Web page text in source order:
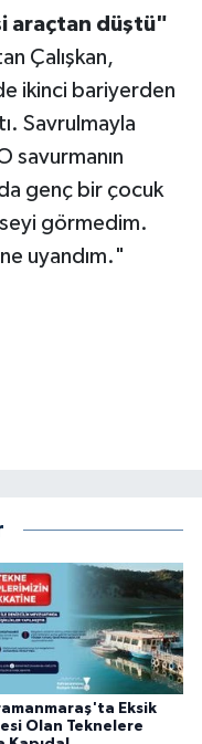
araçtan düştü"
Çalışkan,
ikinci bariyerden
Savrulmayla
savurmanın
genç bir çocuk
görmedim.
uyandım."
Eksik
Olan Teknelere